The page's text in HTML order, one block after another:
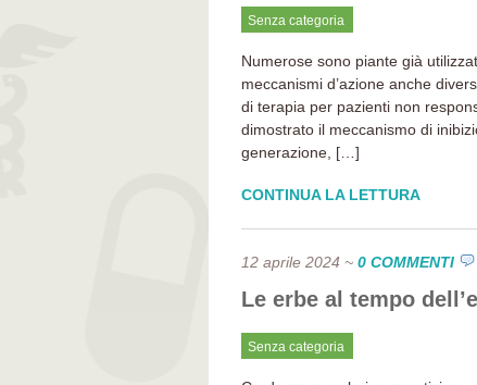
Senza categoria
Numerose sono piante già
meccanismi d’azione anche
di terapia per pazienti non
dimostrato il meccanismo di
generazione, […]
CONTINUA LA LETTURA
12 aprile 2024 ~ 0 COMMENTI
Le erbe al tempo
Senza categoria